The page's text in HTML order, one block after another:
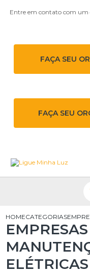
Entre em contato com um
FAÇA SEU
FAÇA SEU
HOMECATEGORIAS
ELÉTRICAS